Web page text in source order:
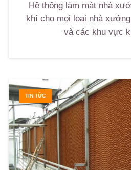
Hệ thống làm mát nhà
khí cho mọi loại nhà
và các khu vực
TIN TỨC